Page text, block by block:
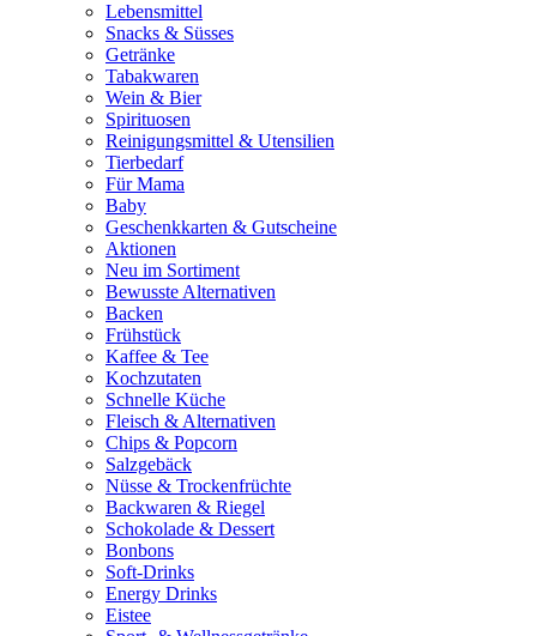
Lebensmittel
Snacks & Süsses
Getränke
Tabakwaren
Wein & Bier
Spirituosen
Reinigungsmittel & Utensilien
Tierbedarf
Für Mama
Baby
Geschenkkarten & Gutscheine
Aktionen
Neu im Sortiment
Bewusste Alternativen
Backen
Frühstück
Kaffee & Tee
Kochzutaten
Schnelle Küche
Fleisch & Alternativen
Chips & Popcorn
Salzgebäck
Nüsse & Trockenfrüchte
Backwaren & Riegel
Schokolade & Dessert
Bonbons
Soft-Drinks
Energy Drinks
Eistee